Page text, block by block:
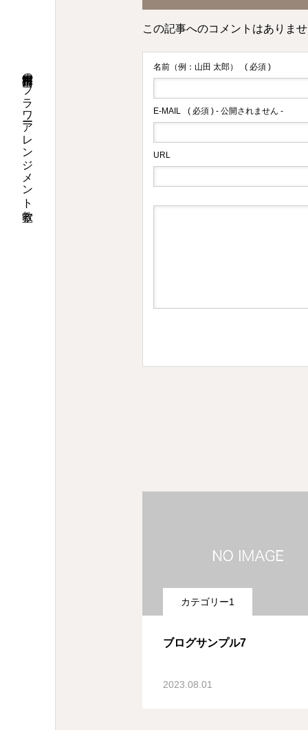
香川県高松市のフラワーアレンジメント教室
この記事へのコメントはありませ
名前（例：山田 太郎） ( 必須 )
E-MAIL ( 必須 ) - 公開されません -
URL
カテゴリー1
ブログサンプル7
2023.08.01